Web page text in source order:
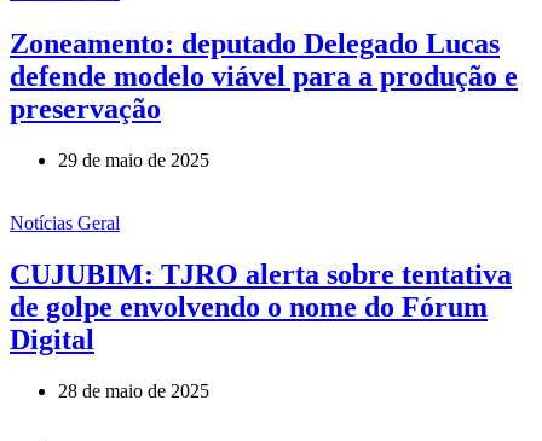
Zoneamento: deputado Delegado Lucas
defende modelo viável para a produção e
preservação
29 de maio de 2025
Notícias Geral
CUJUBIM: TJRO alerta sobre tentativa
de golpe envolvendo o nome do Fórum
Digital
28 de maio de 2025